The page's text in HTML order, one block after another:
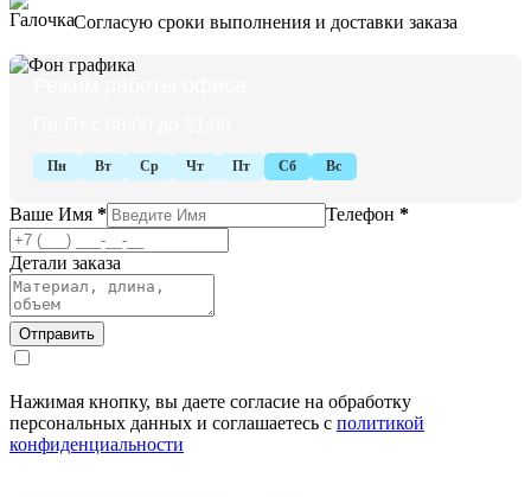
Ваше Имя * Телефон *
Детали заказа
Нажимая кнопку, вы даете согласие на обработку
персональных данных и соглашаетесь с политикой
конфиденциальности
Согласую сроки выполнения и доставки заказа
Пн Вт Ср Чт Пт Сб Вс